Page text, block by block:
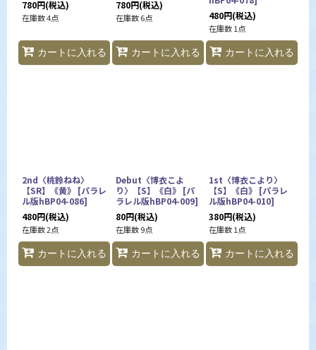
780円(税込)
在庫数 4点
カートに入れる
780円(税込)
在庫数 6点
カートに入れる
480円(税込)
在庫数 1点
カートに入れる
2nd〈桃鈴ねね〉
【SR】《黄》 [パラレ
ル版hBP04-086]
480円(税込)
在庫数 2点
カートに入れる
Debut〈博衣こよ
り〉【S】《白》 [パ
ラレル版hBP04-009]
80円(税込)
在庫数 9点
カートに入れる
1st〈博衣こより〉
【S】《白》 [パラレ
ル版hBP04-010]
380円(税込)
在庫数 1点
カートに入れる